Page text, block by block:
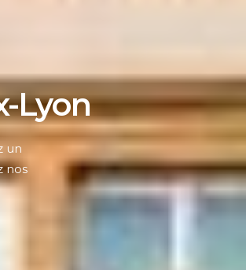
Lyon
un
nos